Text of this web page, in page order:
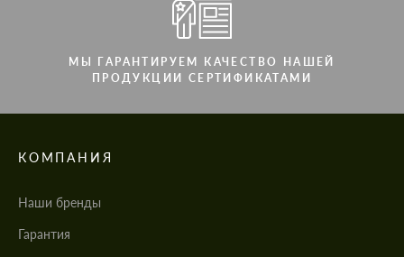
МЫ ГАРАНТИРУЕМ КАЧЕСТВО НАШЕЙ
ПРОДУКЦИИ СЕРТИФИКАТАМИ
КОМПАНИЯ
Наши бренды
Гарантия